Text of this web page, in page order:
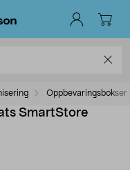
Oppbevaringsbokser
SmartStore